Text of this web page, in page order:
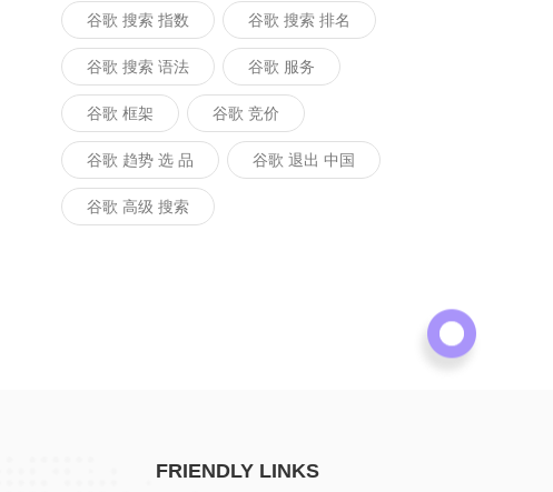
谷歌 搜索 指数 谷歌 搜索 排名
谷歌 搜索 语法 谷歌 服务
谷歌 框架 谷歌 竞价
谷歌 趋势 选 品 谷歌 退出 中国
谷歌 高级 搜索
FRIENDLY LINKS